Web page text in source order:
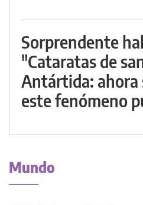
Sorprendente
"Cataratas de
Antártida: ahora
este fenómeno
Mundo